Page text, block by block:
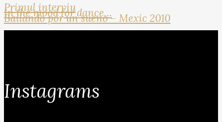
Primul interviu
In the mood for dance…
Bailando por un sueno – Mexic 2010
Instagrams